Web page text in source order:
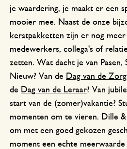
je waardering, je maakt er een
mooier mee. Naast de onze
kerstpakketten zijn er nog
medewerkers, collega's of
zetten. Wat dacht je van Pasen,
Nieuw? Van de Dag van de Zorg
de Dag van de Leraar? Van
start van de (zomer)vakantie?
momenten om te vieren. Dille
om met een goed gekozen
moment een echte meerwaarde